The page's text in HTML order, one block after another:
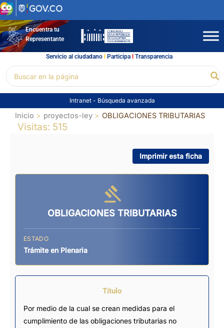
Ir
al
contenidoEncuentra tu
Representante
Servicio al ciudadano l Participal Transparencia
por:
Intranet - Búsqueda avanzada
Inicio proyectos-ley OBLIGACIONES TRIBUTARIAS
Visitas: 515
Imprimir esta ficha
OBLIGACIONES TRIBUTARIAS
ESTADO
Trámite en Plenaria
Título
Por medio de la cual se crean medidas para el
cumplimiento de las obligaciones tributarias no